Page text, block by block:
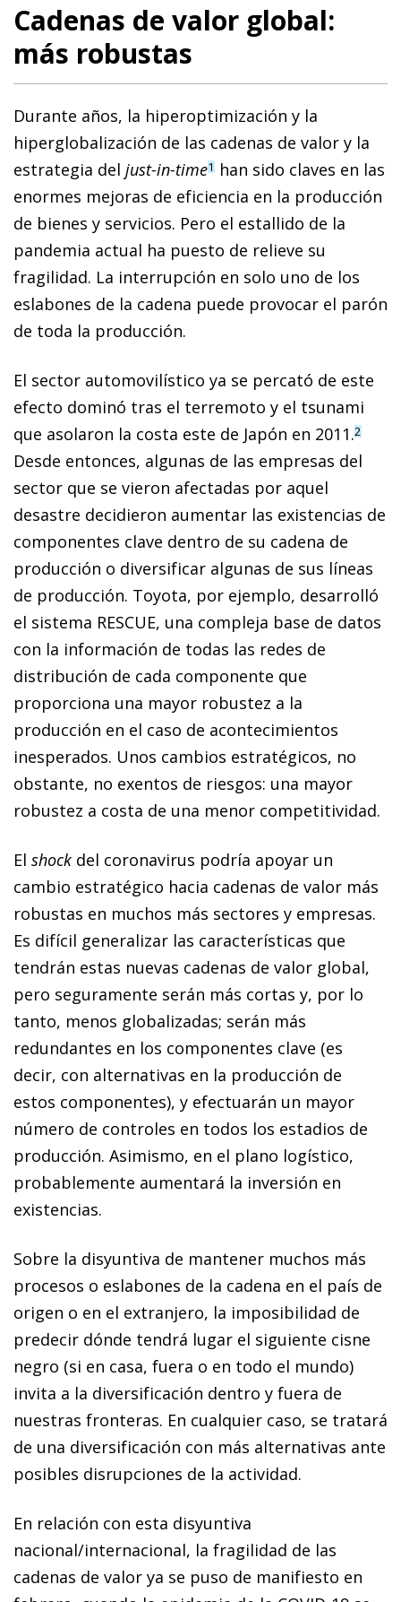
Cadenas de valor global:
más robustas
Durante años, la hiperoptimización y la
hiperglobalización de las cadenas de valor y la
es­­tra­­tegia del just-in-time1 han sido claves en las
enormes mejoras de eficiencia en la producción
de bienes y servicios. Pero el estallido de la
pandemia actual ha puesto de relieve su
fragilidad. La interrupción en solo uno de los
eslabones de la cadena puede provocar el parón
de toda la producción.
El sector automovilístico ya se percató de este
efecto dominó tras el terremoto y el tsunami
que asolaron la costa este de Japón en 2011.2
Desde entonces, algunas de las empresas del
sector que se vieron afectadas por aquel
desastre decidieron aumentar las existencias de
componentes clave dentro de su cadena de
producción o diversificar algunas de sus líneas
de producción. Toyota, por ejemplo, de­­sarrolló
el sistema RESCUE, una compleja base de datos
con la información de todas las redes de
distribución de cada componente que
proporciona una mayor robustez a la
producción en el caso de acontecimientos
inesperados. Unos cambios estratégicos, no
obstante, no exentos de riesgos: una mayor
robustez a costa de una menor competitividad.
El shock del coronavirus podría apoyar un
cambio estratégico hacia cadenas de valor más
robustas en muchos más sectores y empresas.
Es difícil generalizar las características que
tendrán estas nuevas cadenas de valor global,
pero seguramente serán más cortas y, por lo
tanto, menos globalizadas; serán más
redundantes en los componentes clave (es
decir, con alternativas en la producción de
estos componentes), y efectuarán un mayor
número de controles en todos los estadios de
producción. Asimismo, en el plano logístico,
probablemente aumentará la inversión en
existencias.
Sobre la disyuntiva de mantener muchos más
procesos o eslabones de la cadena en el país de
origen o en el extranjero, la imposibilidad de
predecir dónde tendrá lugar el siguiente cisne
negro (si en casa, fuera o en todo el mundo)
invita a la diversificación dentro y fuera de
nuestras fronteras. En cualquier caso, se tratará
de una diversificación con más alternativas ante
posibles disrupciones de la actividad.
En relación con esta disyuntiva
nacional/internacional, la fragilidad de las
cadenas de valor ya se puso de manifiesto en